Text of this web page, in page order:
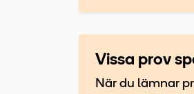
Vissa prov
När du lämnar